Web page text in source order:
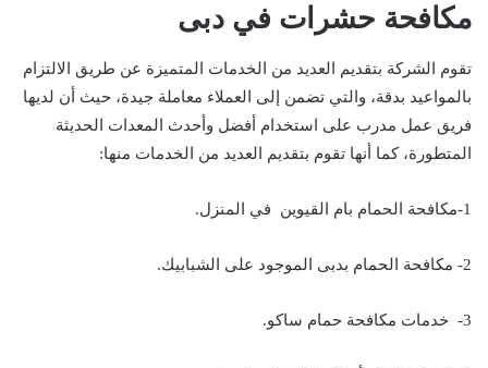
مكافحة حشرات في دبى
تقوم الشركة بتقديم العديد من الخدمات المتميزة عن طريق الالتزام
بالمواعيد بدقة، والتي تضمن إلى العملاء معاملة جيدة، حيث أن لديها
فريق عمل مدرب على استخدام أفضل وأحدث المعدات الحديثة
المتطورة، كما أنها تقوم بتقديم العديد من الخدمات منها:
1-مكافحة الحمام بام القيوين في المنزل.
2- مكافحة الحمام بدبى الموجود على الشبابيك.
3- خدمات مكافحة حمام ساكو.